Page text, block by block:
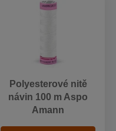
Polyesterové nitě
návin 100 m Aspo
Amann